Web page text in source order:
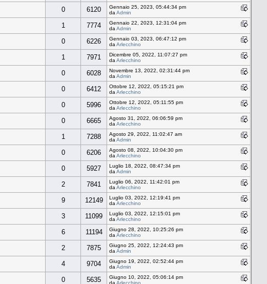
0 6120
Gennaio 25, 2023, 05:44:34 pm
da Admin
1 7774
Gennaio 22, 2023, 12:31:04 pm
da Admin
0 6226
Gennaio 03, 2023, 06:47:12 pm
da Arlecchino
1 7971
Dicembre 05, 2022, 11:07:27 pm
da Arlecchino
0 6028
Novembre 13, 2022, 02:31:44 pm
da Admin
0 6412
Ottobre 12, 2022, 05:15:21 pm
da Arlecchino
0 5996
Ottobre 12, 2022, 05:11:55 pm
da Arlecchino
0 6665
Agosto 31, 2022, 06:06:59 pm
da Arlecchino
1 7288
Agosto 29, 2022, 11:02:47 am
da Admin
0 6206
Agosto 08, 2022, 10:04:30 pm
da Arlecchino
0 5927
Luglio 18, 2022, 08:47:34 pm
da Admin
2 7841
Luglio 06, 2022, 11:42:01 pm
da Arlecchino
9 12149
Luglio 03, 2022, 12:19:41 pm
da Arlecchino
3 11099
Luglio 03, 2022, 12:15:01 pm
da Arlecchino
6 11194
Giugno 28, 2022, 10:25:26 pm
da Arlecchino
2 7875
Giugno 25, 2022, 12:24:43 pm
da Admin
4 9704
Giugno 19, 2022, 02:52:44 pm
da Admin
0 5635
Giugno 10, 2022, 05:06:14 pm
da Arlecchino